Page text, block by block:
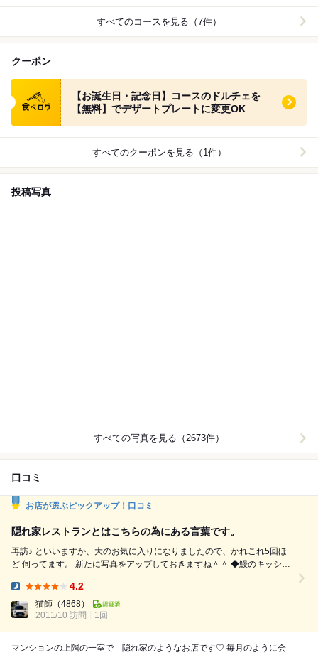
すべてのコースを見る（7件）
クーポン
食べログ クーポン
【お誕生日・記念日】コースのドルチェを
【無料】でデザートプレートに変更OK
すべてのクーポンを見る（1件）
投稿写真
すべての写真を見る（2673件）
口コミ
お店が選ぶピックアップ！口コミ
隠れ家レストランとはこちらの為にある言葉です。
再訪♪ といいますか、大のお気に入りになりましたので、かれこれ5回ほ
ど 伺ってます。 新たに写真をアップしておきますね＾＾ ◆鰻のキッシュ
すぎず、良い香りのアクセントにあってますね。 ◆フォアグラのピッツ
ァ トマトソースではなく、塩味がベースになったピザでしたが、これが
4.2
猫師 （4868）
2011/10 訪問
1回
マンションの上階の一室で 隠れ家のようなお店です♡ 毎月のように会